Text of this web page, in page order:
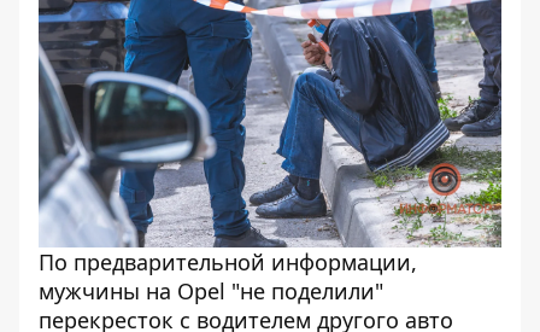
По предварительной информации,
мужчины на Opel "не поделили"
перекресток с водителем другого авто